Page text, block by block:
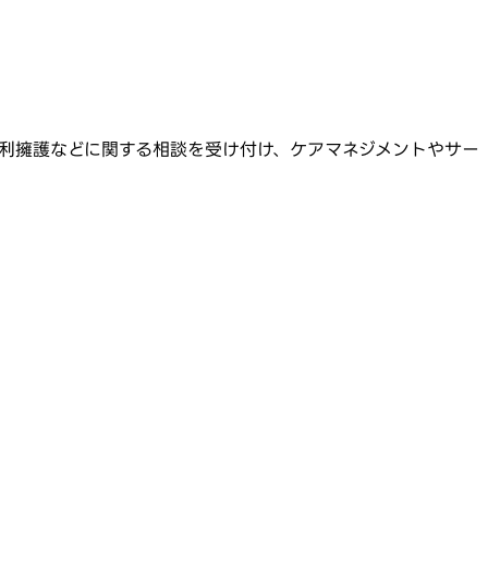
護などに関する相談を受け付け、ケアマネジメントやサー